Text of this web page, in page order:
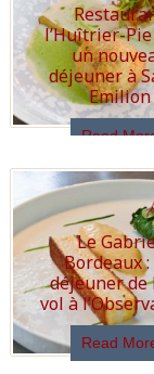
l’Huîtrier-
un
déjeuner à
Emilion
Read
Le
Bordeaux
déjeuner de
vol à
Read